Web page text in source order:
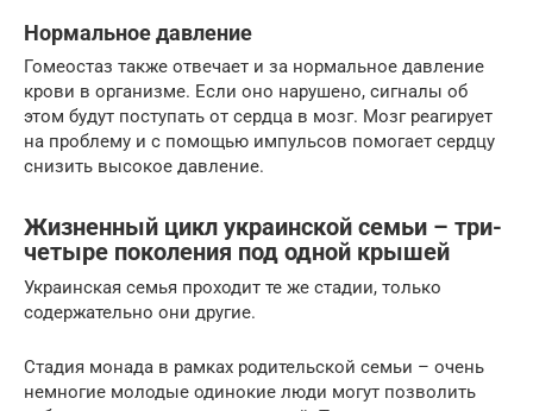
Нормальное давление
Гомеостаз также отвечает и за нормальное давление
крови в организме. Если оно нарушено, сигналы об
этом будут поступать от сердца в мозг. Мозг реагирует
на проблему и с помощью импульсов помогает сердцу
снизить высокое давление.
Жизненный цикл украинской семьи – три-
четыре поколения под одной крышей
Украинская семья проходит те же стадии, только
содержательно они другие.
Стадия монада в рамках родительской семьи – очень
немногие молодые одинокие люди могут позволить